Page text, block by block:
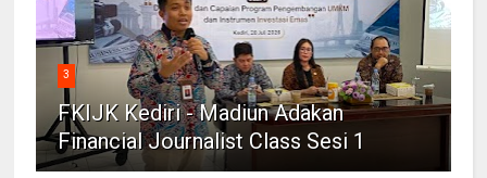
3
FKIJK Kediri - Madiun Adakan
Financial Journalist Class Sesi 1